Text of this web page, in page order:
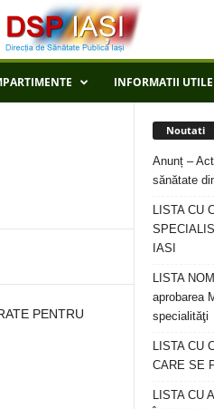
INFORMATII UTILE
PENTRU
Noutati
Anunț –
sănătate
LISTA CU
IASI
LISTA
aprobarea
specialităţi
LISTA CU
CARE SE
LISTA CU